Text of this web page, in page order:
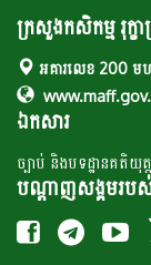
ក្រសួងកសិកម្ម រុក្ខ
អគារលេខ 200 មហ
ឯកសារ
ច្បាប់ និងបទដ្ឋានគតិយុត្ត
បណ្តាញសង្គមរប